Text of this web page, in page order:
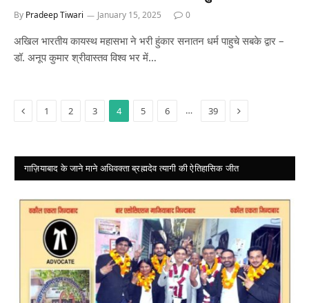
By Pradeep Tiwari January 15, 2025 0
अखिल भारतीय कायस्थ महासभा ने भरी हुंकार सनातन धर्म पाहुचे सबके द्वार –
डॉ. अनूप कुमार श्रीवास्तव विश्व भर में…
Previous
1 2 3 4 5 6 … 39 Next
गाज़ियाबाद के जाने माने अधिवक्ता ब्रह्मदेव त्यागी की ऐतिहासिक जीत